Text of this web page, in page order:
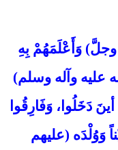
وجلَّ) وَأَعْلَمَهُمْ بِهِ
عليه وآله وسلم)
دَخَلُوا، وَفَارِقُوا
وَوُلْدَه (عليهم